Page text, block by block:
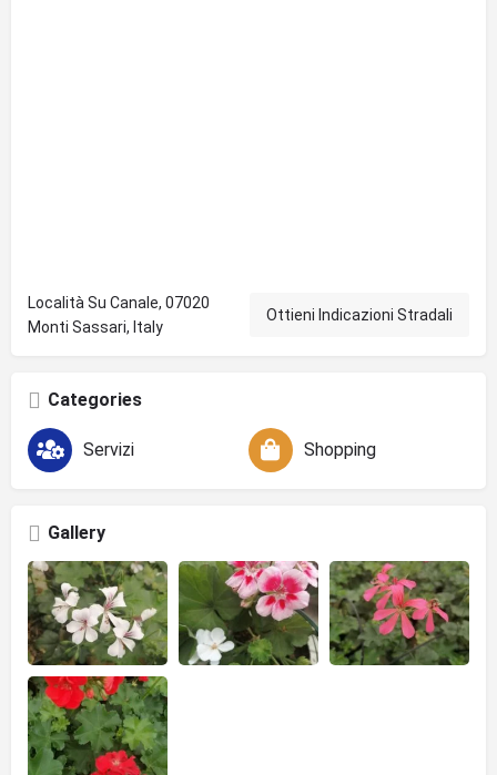
Località Su Canale, 07020
Monti Sassari, Italy
Ottieni Indicazioni Stradali
Categories
Servizi Shopping
Gallery